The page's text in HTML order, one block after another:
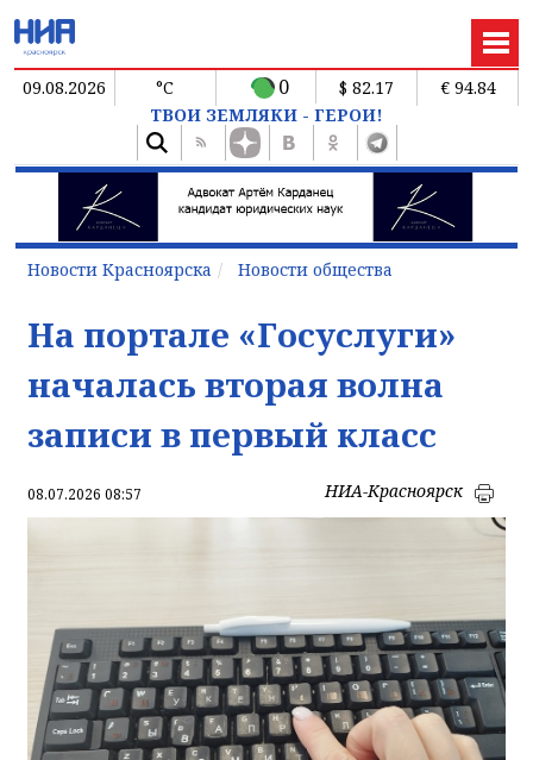
09.08.2026 °C 0 $ 82.17
€ 94.84
ТВОИ ЗЕМЛЯКИ - ГЕРОИ!
Новости Красноярска Новости общества
На портале «Госуслуги»
началась вторая волна
записи в первый класс
08.07.2026 08:57 НИА-Красноярск